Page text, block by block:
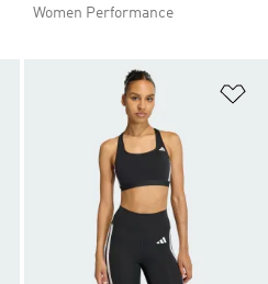
Women Performance
위시리스트 담기